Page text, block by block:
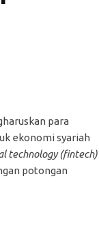
para
ekonomi syariah
technology (fintech)
potongan